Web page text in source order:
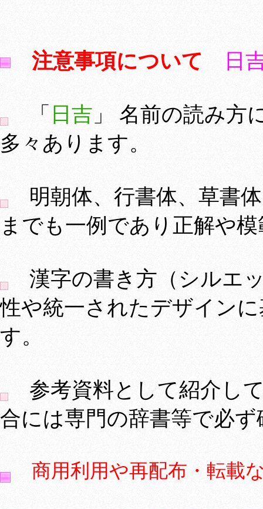
注意事項について 日
「 日吉 」 名前の読み方
多々あります。
明朝体、行書体、草書
までも一例であり正解や
漢字の書き方（シルエ
性や統一されたデザイン
す。
参考資料として紹介し
合には専門の辞書等で必
商用利用や再配布・転載